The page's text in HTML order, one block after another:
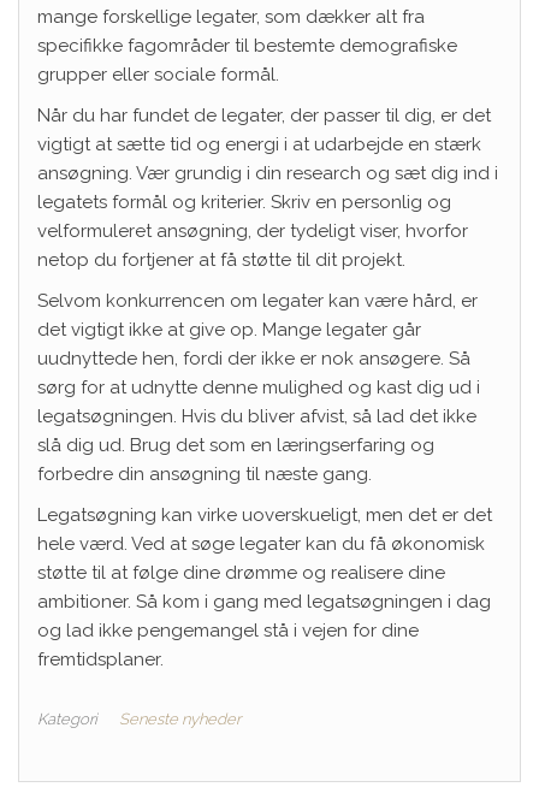
mange forskellige legater, som dækker alt fra
specifikke fagområder til bestemte demografiske
grupper eller sociale formål.
Når du har fundet de legater, der passer til dig, er det
vigtigt at sætte tid og energi i at udarbejde en stærk
ansøgning. Vær grundig i din research og sæt dig ind i
legatets formål og kriterier. Skriv en personlig og
velformuleret ansøgning, der tydeligt viser, hvorfor
netop du fortjener at få støtte til dit projekt.
Selvom konkurrencen om legater kan være hård, er
det vigtigt ikke at give op. Mange legater går
uudnyttede hen, fordi der ikke er nok ansøgere. Så
sørg for at udnytte denne mulighed og kast dig ud i
legatsøgningen. Hvis du bliver afvist, så lad det ikke
slå dig ud. Brug det som en læringserfaring og
forbedre din ansøgning til næste gang.
Legatsøgning kan virke uoverskueligt, men det er det
hele værd. Ved at søge legater kan du få økonomisk
støtte til at følge dine drømme og realisere dine
ambitioner. Så kom i gang med legatsøgningen i dag
og lad ikke pengemangel stå i vejen for dine
fremtidsplaner.
Kategori Seneste nyheder